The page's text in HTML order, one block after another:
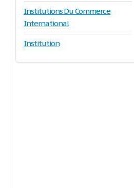
Institutions Du Commerce
International
Institution